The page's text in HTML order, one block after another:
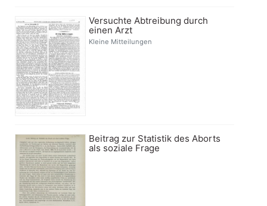
Versuchte Abtreibung durch
einen Arzt
Kleine Mitteilungen
Beitrag zur Statistik des Aborts
als soziale Frage